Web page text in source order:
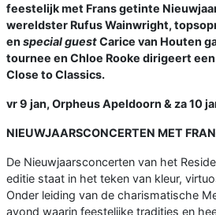
feestelijk met Frans getinte
wereldster Rufus Wainwright,
en special guestCarice van Houten
tournee en Chloe Rooke dirigeert
Close to Classics.
vr 9 jan, Orpheus Apeldoorn & za 10
NIEUWJAARSCONCERTEN MET
De Nieuwjaarsconcerten van het
editie staat in het teken van kleur,
Onder leiding van de charismatische
avond waarin feestelijke tradities en